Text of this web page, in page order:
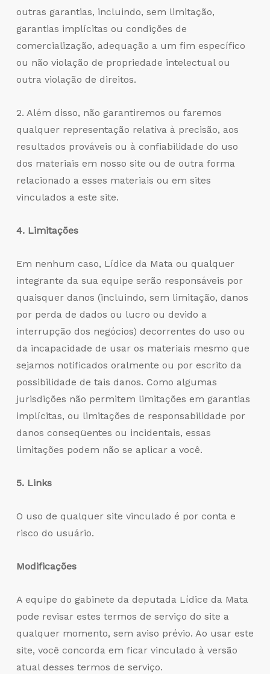
outras garantias, incluindo, sem limitação,
garantias implícitas ou condições de
comercialização, adequação a um fim específico
ou não violação de propriedade intelectual ou
outra violação de direitos.
2. Além disso, não garantiremos ou faremos
qualquer representação relativa à precisão, aos
resultados prováveis ou à confiabilidade do uso
dos materiais em nosso site ou de outra forma
relacionado a esses materiais ou em sites
vinculados a este site.
4. Limitações
Em nenhum caso, Lídice da Mata ou qualquer
integrante da sua equipe serão responsáveis por
quaisquer danos (incluindo, sem limitação, danos
por perda de dados ou lucro ou devido a
interrupção dos negócios) decorrentes do uso ou
da incapacidade de usar os materiais mesmo que
sejamos notificados oralmente ou por escrito da
possibilidade de tais danos. Como algumas
jurisdições não permitem limitações em garantias
implícitas, ou limitações de responsabilidade por
danos conseqüentes ou incidentais, essas
limitações podem não se aplicar a você.
5. Links
O uso de qualquer site vinculado é por conta e
risco do usuário.
Modificações
A equipe do gabinete da deputada Lídice da Mata
pode revisar estes termos de serviço do site a
qualquer momento, sem aviso prévio. Ao usar este
site, você concorda em ficar vinculado à versão
atual desses termos de serviço.